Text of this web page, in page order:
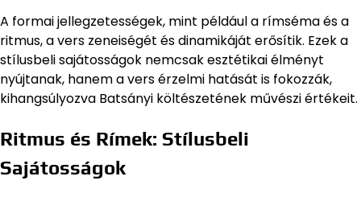
A formai jellegzetességek, mint például a rímséma és a
ritmus, a vers zeneiségét és dinamikáját erősítik. Ezek a
stílusbeli sajátosságok nemcsak esztétikai élményt
nyújtanak, hanem a vers érzelmi hatását is fokozzák,
kihangsúlyozva Batsányi költészetének művészi értékeit.
Ritmus és Rímek: Stílusbeli
Sajátosságok